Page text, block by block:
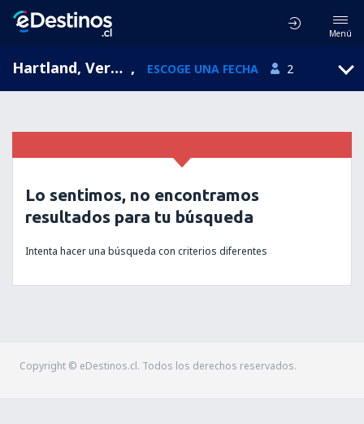
Menú
Hartland, Vermont, Estados Unidos , ESCOGE UNA FECHA 2
Lo sentimos, no encontramos
resultados para tu búsqueda
Intenta hacer una búsqueda con criterios diferentes
Copyright © eDestinos.cl. Todos los derechos reservados.